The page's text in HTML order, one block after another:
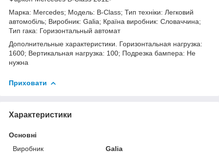
Марка: Mercedes; Модель: B-Class; Тип техніки: Легковий
автомобіль; Виробник: Galia; Країна виробник: Словаччина;
Тип гака: Горизонтальный автомат
Дополнительные характеристики. Горизонтальная нагрузка:
1600; Вертикальная нагрузка: 100; Подрезка бампера: Не
нужна
Приховати
Характеристики
Основні
Виробник
Galia